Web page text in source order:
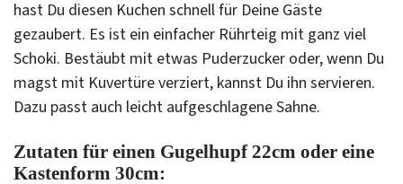
hast Du diesen Kuchen schnell für Deine Gäste
gezaubert. Es ist ein einfacher Rührteig mit ganz viel
Schoki. Bestäubt mit etwas Puderzucker oder, wenn Du
magst mit Kuvertüre verziert, kannst Du ihn servieren.
Dazu passt auch leicht aufgeschlagene Sahne.
Zutaten für einen Gugelhupf 22cm oder eine
Kastenform 30cm: